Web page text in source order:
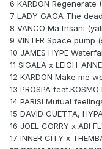
6 KARDON Regenerate
7 LADY GAGA The
8 VANCO Ma tnsani
9 VINTER Space pump
10 JAMES HYPE
11 SIGALA x LEIGH-
12 KARDON Make me
13 PROSPA
14 PARISI Mutual
15 DAVID GUETTA,
16 JOEL CORRY x ABI
17 INNER CITY x